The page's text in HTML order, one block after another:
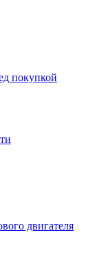
покупкой
двигателя